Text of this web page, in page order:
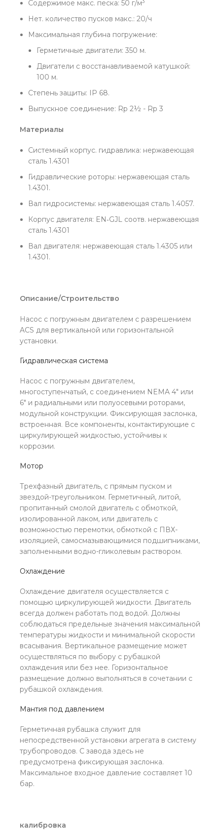
Содержимое макс. песка: 50 г/м
Нет. количество пусков макс.: 20/ч
Максимальная глубина погружение:
Герметичные двигатели: 350 м.
Двигатели с восстанавливаемой катушкой:
100 м.
Степень защиты: IP 68.
Выпускное соединение: Rp 2½ - Rp 3
Материалы
Системный корпус. гидравлика: нержавеющая
сталь 1.4301
Гидравлические роторы: нержавеющая сталь
1.4301.
Вал гидросистемы: нержавеющая сталь 1.4057.
Корпус двигателя: EN‐GJL соотв. нержавеющая
сталь 1.4301
Вал двигателя: нержавеющая сталь 1.4305 или
1.4301.
Описание/Строительство
Насос с погружным двигателем с разрешением
ACS для вертикальной или горизонтальной
установки.
Гидравлическая система
Насос с погружным двигателем,
многоступенчатый, с соединением NEMA 4″ или
6″ и радиальными или полуосевыми роторами,
модульной конструкции. Фиксирующая заслонка,
встроенная. Все компоненты, контактирующие с
циркулирующей жидкостью, устойчивы к
коррозии.
Мотор
Трехфазный двигатель, с прямым пуском и
звездой-треугольником. Герметичный, литой,
пропитанный смолой двигатель с обмоткой,
изолированной лаком, или двигатель с
возможностью перемотки, обмоткой с ПВХ-
изоляцией, самосмазывающимися подшипниками,
заполненными водно-гликолевым раствором.
Охлаждение
Охлаждение двигателя осуществляется с
помощью циркулирующей жидкости. Двигатель
всегда должен работать под водой. Должны
соблюдаться предельные значения максимальной
температуры жидкости и минимальной скорости
всасывания. Вертикальное размещение может
осуществляться по выбору с рубашкой
охлаждения или без нее. Горизонтальное
размещение должно выполняться в сочетании с
рубашкой охлаждения.
Мантия под давлением
Герметичная рубашка служит для
непосредственной установки агрегата в систему
трубопроводов. С завода здесь не
предусмотрена фиксирующая заслонка.
Максимальное входное давление составляет 10
бар.
калибровка